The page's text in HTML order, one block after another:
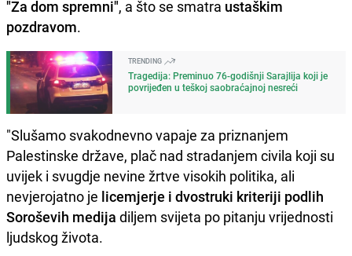
"Za dom spremni", a što se smatra ustaškim
pozdravom.
TRENDING
Tragedija: Preminuo 76-godišnji Sarajlija koji je
povrijeđen u teškoj saobraćajnoj nesreći
"Slušamo svakodnevno vapaje za priznanjem
Palestinske države, plač nad stradanjem civila koji su
uvijek i svugdje nevine žrtve visokih politika, ali
nevjerojatno je licemjerje i dvostruki kriteriji podlih
Soroševih medija diljem svijeta po pitanju vrijednosti
ljudskog života.